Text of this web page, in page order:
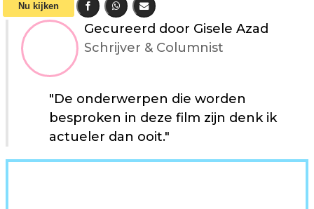
Nu kijken
Gecureerd door Gisele Azad
Schrijver & Columnist
"De onderwerpen die worden
besproken in deze film zijn denk ik
actueler dan ooit."